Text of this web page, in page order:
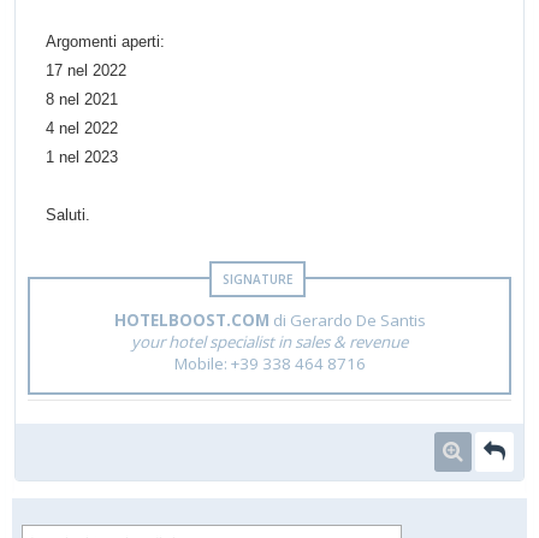
Argomenti aperti:
17 nel 2022
8 nel 2021
4 nel 2022
1 nel 2023
Saluti.
HOTELBOOST.COM di Gerardo De Santis
your hotel specialist in sales & revenue
Mobile: +39 338 464 8716